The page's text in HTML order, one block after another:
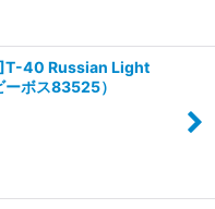
40 Russian Light
ボス83525）